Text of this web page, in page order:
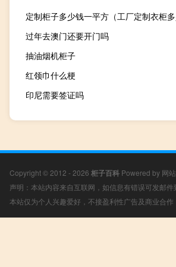
定制柜子多少钱一平方（工厂定制衣柜多
过年去澳门还要开门吗
抽油烟机柜子
红领巾什么梗
印尼需要签证吗
Copyright © 2012 - 2026 柜子百科 Powered by 网
声明：本站内容来自互联网，如信息有错误可发邮
本站仅为个人兴趣爱好，不接盈利性广告及商业合作